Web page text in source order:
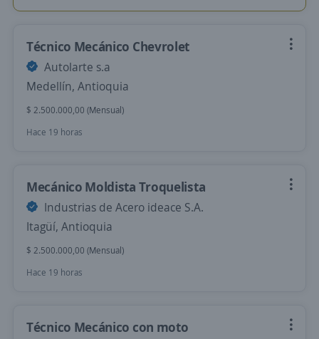
Técnico Mecánico Chevrolet
Autolarte s.a
Medellín, Antioquia
$ 2.500.000,00 (Mensual)
Hace 19 horas
Mecánico Moldista Troquelista
Industrias de Acero ideace S.A.
Itagüí, Antioquia
$ 2.500.000,00 (Mensual)
Hace 19 horas
Técnico Mecánico con moto